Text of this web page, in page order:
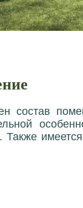
состав